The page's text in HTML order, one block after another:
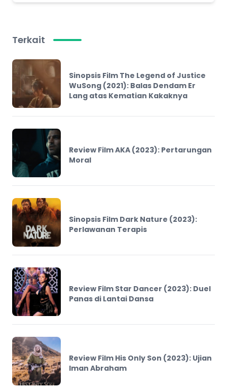
Terkait
Sinopsis Film The Legend of Justice
WuSong (2021): Balas Dendam Er
Lang atas Kematian Kakaknya
Review Film AKA (2023): Pertarungan
Moral
Sinopsis Film Dark Nature (2023):
Perlawanan Terapis
Review Film Star Dancer (2023): Duel
Panas di Lantai Dansa
Review Film His Only Son (2023): Ujian
Iman Abraham